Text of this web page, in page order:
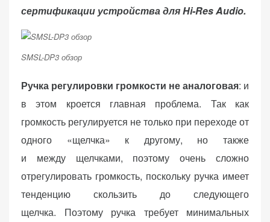
сертификации устройства для Hi-Res Audio.
SMSL-DP3 обзор
Ручка регулировки громкости не аналоговая: и
в этом кроется главная проблема. Так как
громкость регулируется не только при переходе от
одного «щелчка» к другому, но также
и между щелчками, поэтому очень сложно
отрегулировать громкость, поскольку ручка имеет
тенденцию скользить до следующего
щелчка. Поэтому ручка требует минимальных